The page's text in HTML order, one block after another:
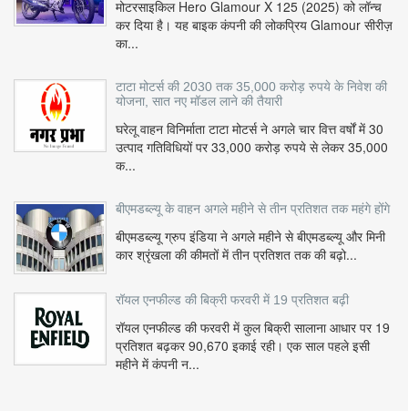
मोटरसाइकिल Hero Glamour X 125 (2025) को लॉन्च
कर दिया है। यह बाइक कंपनी की लोकप्रिय Glamour सीरीज़
का...
टाटा मोटर्स की 2030 तक 35,000 करोड़ रुपये के निवेश की
योजना, सात नए मॉडल लाने की तैयारी
घरेलू वाहन विनिर्माता टाटा मोटर्स ने अगले चार वित्त वर्षों में 30
उत्पाद गतिविधियों पर 33,000 करोड़ रुपये से लेकर 35,000
क...
बीएमडब्ल्यू के वाहन अगले महीने से तीन प्रतिशत तक महंगे होंगे
बीएमडब्ल्यू ग्रुप इंडिया ने अगले महीने से बीएमडब्ल्यू और मिनी
कार श्रृंखला की कीमतों में तीन प्रतिशत तक की बढ़ो...
रॉयल एनफील्ड की बिक्री फरवरी में 19 प्रतिशत बढ़ी
रॉयल एनफील्ड की फरवरी में कुल बिक्री सालाना आधार पर 19
प्रतिशत बढ़कर 90,670 इकाई रही। एक साल पहले इसी
महीने में कंपनी न...